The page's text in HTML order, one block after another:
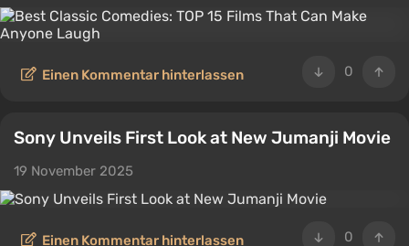
0
Einen Kommentar hinterlassen
Sony Unveils First Look at New Jumanji Movie
19 November 2025
0
Einen Kommentar hinterlassen